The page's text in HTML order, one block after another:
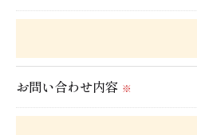
当社では、個人情報の漏洩
切に安全管理対策を実施しま
お問い合わせ内容 ※